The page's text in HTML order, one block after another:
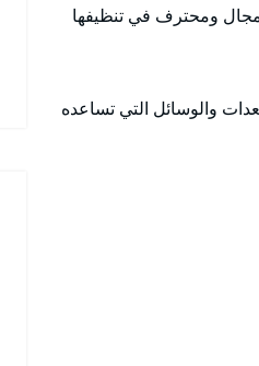
ومحترف في تنظيفها
والوسائل التي تساعده